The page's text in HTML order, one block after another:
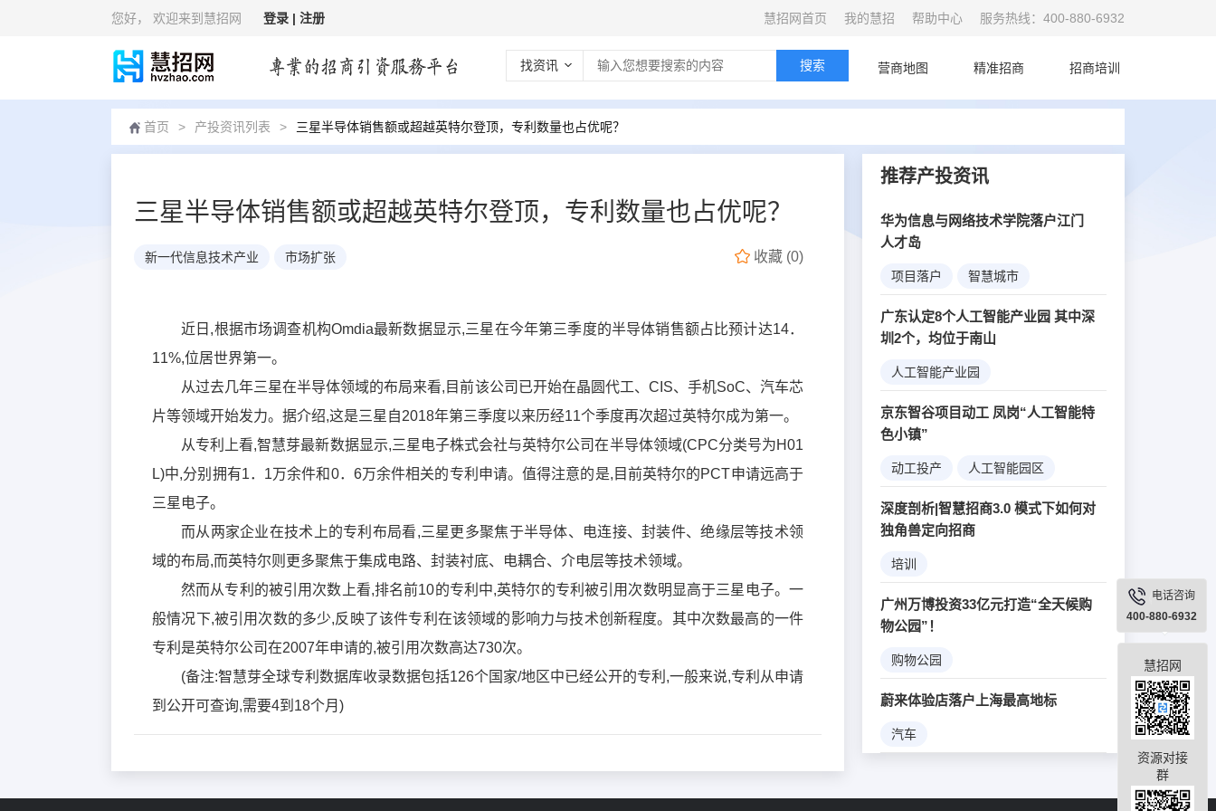
您好， 欢迎来到慧招网 登录 | 注册 慧招网首页 我的慧招 帮助中心 服务热线：400-880-6932
首页 营商地图 精准招商 招商培训
找资讯 搜索
首页 > 产投资讯列表 > 三星半导体销售额或超越英特尔登顶，专利数量也占优呢？
三星半导体销售额或超越英特尔登顶，专利数量也占优呢？
新一代信息技术产业 市场扩张 收藏 (0)
近日,根据市场调查机构Omdia最新数据显示,三星在今年第三季度的半导体销售额占比预计达14．
11%,位居世界第一。
从过去几年三星在半导体领域的布局来看,目前该公司已开始在晶圆代工、CIS、手机SoC、汽车芯
片等领域开始发力。据介绍,这是三星自2018年第三季度以来历经11个季度再次超过英特尔成为第一。
从专利上看,智慧芽最新数据显示,三星电子株式会社与英特尔公司在半导体领域(CPC分类号为H01
L)中,分别拥有1．1万余件和0．6万余件相关的专利申请。值得注意的是,目前英特尔的PCT申请远高于
三星电子。
而从两家企业在技术上的专利布局看,三星更多聚焦于半导体、电连接、封装件、绝缘层等技术领
域的布局,而英特尔则更多聚焦于集成电路、封装衬底、电耦合、介电层等技术领域。
然而从专利的被引用次数上看,排名前10的专利中,英特尔的专利被引用次数明显高于三星电子。一
般情况下,被引用次数的多少,反映了该件专利在该领域的影响力与技术创新程度。其中次数最高的一件
专利是英特尔公司在2007年申请的,被引用次数高达730次。
(备注:智慧芽全球专利数据库收录数据包括126个国家/地区中已经公开的专利,一般来说,专利从申请
到公开可查询,需要4到18个月)
推荐产投资讯
华为信息与网络技术学院落户江门
人才岛
项目落户 智慧城市
5G创新
广东认定8个人工智能产业园 其中深
圳2个，均位于南山
人工智能产业园
京东智谷项目动工 凤岗“人工智能特
色小镇”
动工投产 人工智能园区
大数据 机器人
深度剖析|智慧招商3.0 模式下如何对
独角兽定向招商
培训
广州万博投资33亿元打造“全天候购
物公园”！
购物公园
蔚来体验店落户上海最高地标
汽车
电话咨询
400-880-6932
慧招网
资源对接
群